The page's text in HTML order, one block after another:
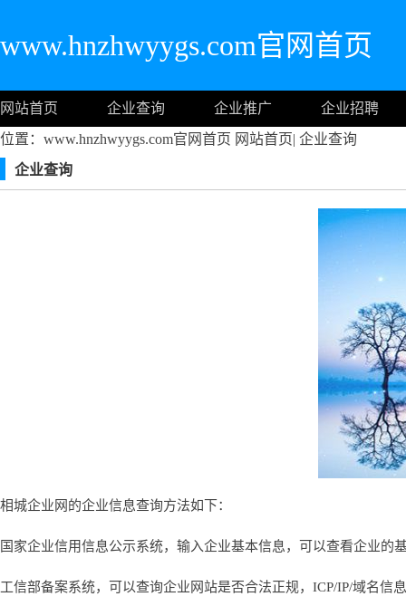
www.hnzhwyygs.com官网首页
网站首页 企业查询 企业推广
企业招聘
位置：www.hnzhwyygs.com官网首页 网站首页| 企业查询
企业查询
相城企业网的企业信息查询方法如下：
国家企业信用信息公示系统，输入企业基本信息，可以查看企业的
工信部备案系统，可以查询企业网站是否合法正规，ICP/IP/域名信